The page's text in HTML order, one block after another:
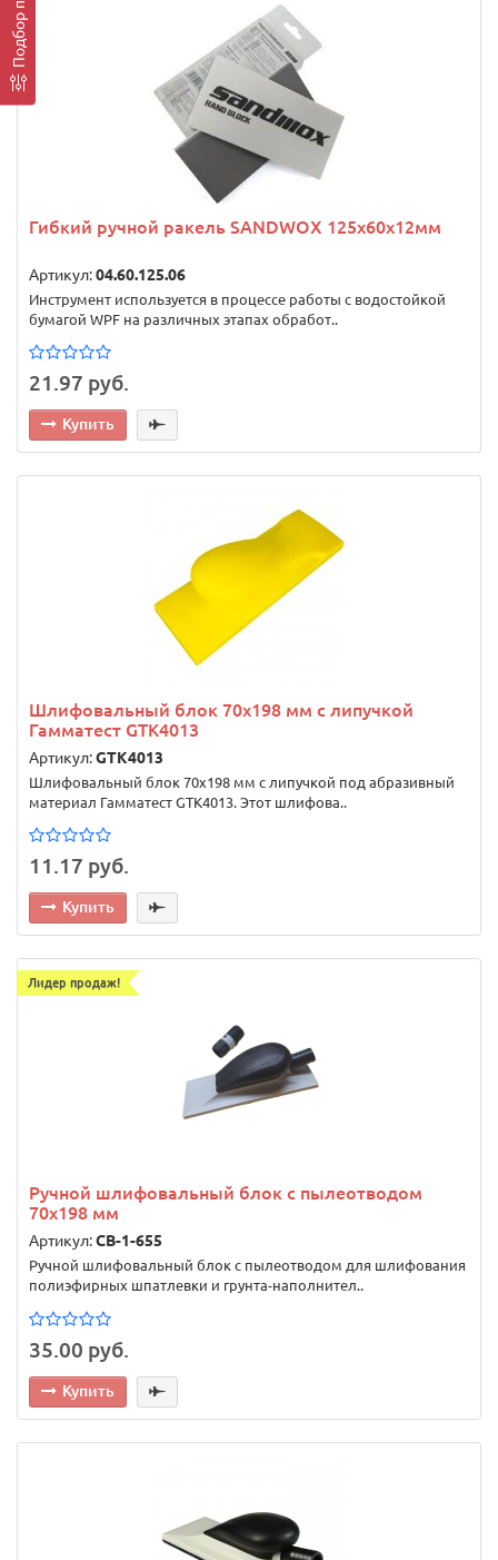
Гибкий ручной ракель SANDWOX 125x60x12мм
Артикул:04.60.125.06
Инструмент используется в процессе работы с водостойкой
бумагой WPF на различных этапах обработ..
21.97 руб.
Купить
Шлифовальный блок 70х198 мм с липучкой
Гамматест GTK4013
Артикул:GTK4013
Шлифовальный блок 70х198 мм с липучкой под абразивный
материал Гамматест GTK4013. Этот шлифова..
11.17 руб.
Купить
Лидер продаж!
Ручной шлифовальный блок с пылеотводом
70x198 мм
Артикул:CB-1-655
Ручной шлифовальный блок с пылеотводом для шлифования
полиэфирных шпатлевки и грунта-наполнител..
35.00 руб.
Купить